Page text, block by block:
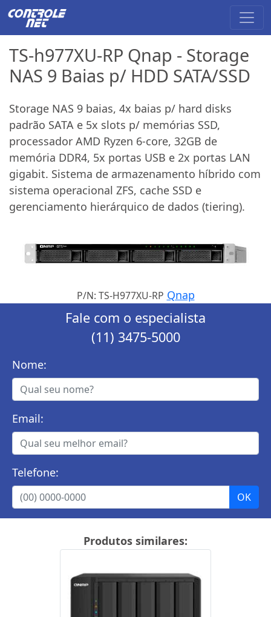
TS-h977XU-RP Qnap - Storage
NAS 9 Baias p/ HDD SATA/SSD
Storage NAS 9 baias, 4x baias p/ hard disks
padrão SATA e 5x slots p/ memórias SSD,
processador AMD Ryzen 6-core, 32GB de
memória DDR4, 5x portas USB e 2x portas LAN
gigabit. Sistema de armazenamento híbrido com
sistema operacional ZFS, cache SSD e
gerenciamento hierárquico de dados (tiering).
P/N: TS-H977XU-RP Qnap
Fale com o especialista
(11) 3475-5000
Nome:
Email:
Telefone:
Produtos similares: